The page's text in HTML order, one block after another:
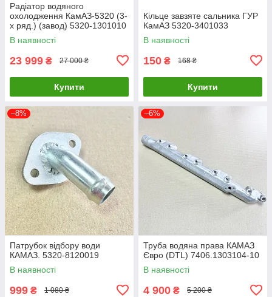
Радіатор водяного
охолодження КамАЗ-5320 (3-
х ряд.) (завод) 5320-1301010
В наявності
23 999 ₴ 27 000 ₴
Купити
Кільце завзяте сальника ГУР
КамАЗ 5320-3401033
В наявності
150 ₴ 168 ₴
Купити
–8%
Патрубок відбору води
КАМАЗ. 5320-8120019
В наявності
999 ₴ 1 080 ₴
–6%
Труба водяна права КАМАЗ
Євро (DTL) 7406.1303104-10
В наявності
4 900 ₴ 5 200 ₴